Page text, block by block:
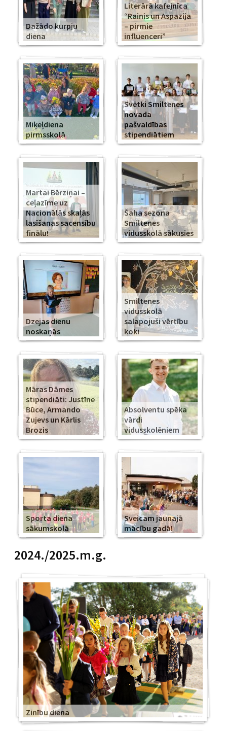
Dažādo kurpju
diena
Literārā kafejnīca
“Rainis un Aspazija
– pirmie
influenceri”
Miķeļdiena
pirmsskolā
Svētki Smiltenes
novada
pašvaldības
stipendiātiem
Martai Bērziņai –
ceļazīme uz
Nacionālās skaļās
lasīšanas sacensību
finālu!
Šaha sezona
Smiltenes
vidusskolā sākusies
Dzejas dienu
noskaņās
Smiltenes
vidusskolā
salapojuši vērtību
koki
Māras Dāmes
stipendiāti: Justīne
Būce, Armando
Zujevs un Kārlis
Brozis
Absolventu spēka
vārdi
vidusskolēniem
Sporta diena
sākumskolā
Sveicam jaunajā
mācību gadā!
2024./2025.m.g.
Zinību diena